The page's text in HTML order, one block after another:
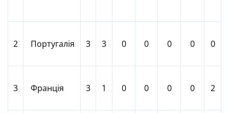
2 Португалія 3 3 0 0 0 0 0
3 Франція 3 1 0 0 0 0 2